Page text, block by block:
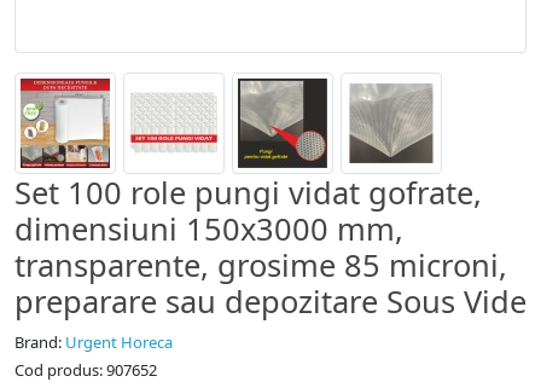
Set 100 role pungi vidat gofrate,
dimensiuni 150x3000 mm,
transparente, grosime 85 microni,
preparare sau depozitare Sous Vide
Brand: Urgent Horeca
Cod produs: 907652